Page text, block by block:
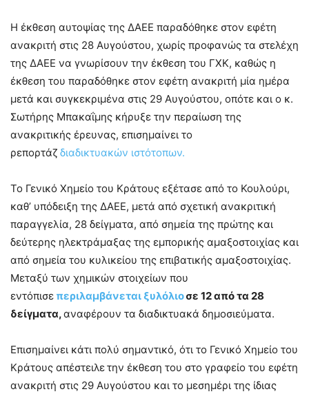
Η έκθεση αυτοψίας της ΔΑΕΕ παραδόθηκε στον εφέτη
ανακριτή στις 28 Αυγούστου, χωρίς προφανώς τα στελέχη
της ΔΑΕΕ να γνωρίσουν την έκθεση του ΓΧΚ, καθώς η
έκθεση του παραδόθηκε στον εφέτη ανακριτή μία ημέρα
μετά και συγκεκριμένα στις 29 Αυγούστου, οπότε και ο κ.
Σωτήρης Μπακαΐμης κήρυξε την περαίωση της
ανακριτικής έρευνας, επισημαίνει το
ρεπορτάζ διαδικτυακών ιστότοπων.
Το Γενικό Χημείο του Κράτους εξέτασε από το Κουλούρι,
καθ’ υπόδειξη της ΔΑΕΕ, μετά από σχετική ανακριτική
παραγγελία, 28 δείγματα, από σημεία της πρώτης και
δεύτερης ηλεκτράμαξας της εμπορικής αμαξοστοιχίας και
από σημεία του κυλικείου της επιβατικής αμαξοστοιχίας.
Μεταξύ των χημικών στοιχείων που
εντόπισε περιλαμβάνεται ξυλόλιοσε 12 από τα 28
δείγματα,αναφέρουν τα διαδικτυακά δημοσιεύματα.
Επισημαίνει κάτι πολύ σημαντικό, ότι το Γενικό Χημείο του
Κράτους απέστειλε την έκθεση του στο γραφείο του εφέτη
ανακριτή στις 29 Αυγούστου και το μεσημέρι της ίδιας